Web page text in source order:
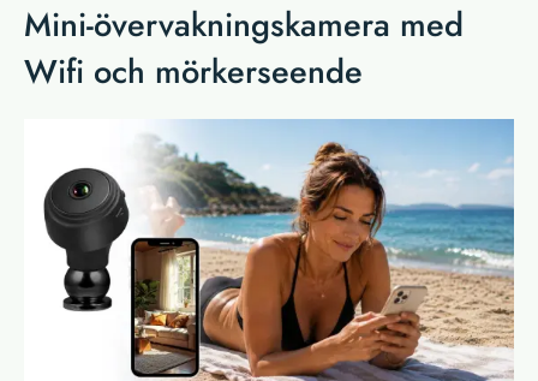
Mini-övervakningskamera med
Wifi och mörkerseende